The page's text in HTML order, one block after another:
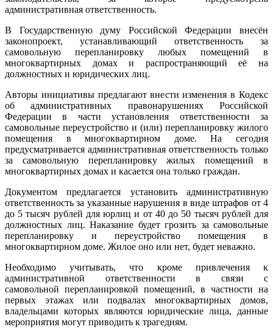
административная ответственность.
В Государственную думу Российской Федерации внесён
законопроект, устанавливающий ответственность за
самовольную перепланировку любых помещений в
многоквартирных домах и распространяющий её на
должностных и юридических лиц.
Авторы инициативы предлагают внести изменения в Кодекс
об административных правонарушениях Российской
Федерации в части установления ответственности за
самовольные переустройство и (или) перепланировку жилого
помещения в многоквартирном доме. На сегодня
предусматривается административная ответственность только
за самовольную перепланировку жилых помещений в
многоквартирных домах и касается она только граждан.
Документом предлагается установить административную
ответственность за указанные нарушения в виде штрафов от 4
до 5 тысяч рублей для юрлиц и от 40 до 50 тысяч рублей для
должностных лиц. Наказание будет грозить за самовольные
перепланировку и переустройство помещения в
многоквартирном доме. Жилое оно или нет, будет неважно.
Необходимо учитывать, что кроме привлечения к
административной ответственности в связи с
самовольной перепланировкой помещений, в частности на
первых этажах или подвалах многоквартирных домов,
владельцами которых являются юридические лица, данные
мероприятия могут приводить к трагедиям.